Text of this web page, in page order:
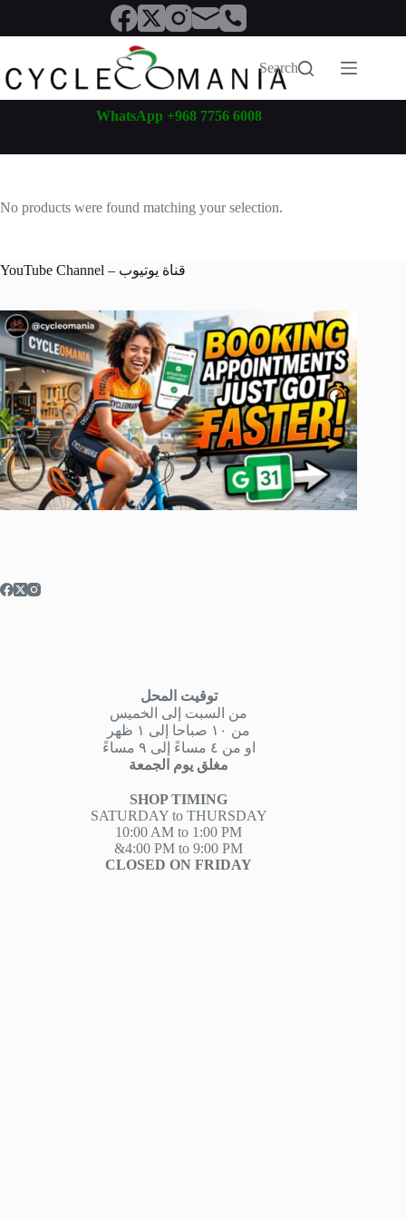
content
Search
WhatsApp +968 7756 6008
No products were found matching your selection.
YouTube Channel – قناة يوتيوب
توقيت المحل
من السبت إلى الخميس
من ١٠ صباحا إلى ١ ظهر
او من ٤ مساءً إلى ٩ مساءً
مغلق يوم الجمعة
SHOP TIMING
SATURDAY to THURSDAY
10:00 AM to 1:00 PM
&4:00 PM to 9:00 PM
CLOSED ON FRIDAY